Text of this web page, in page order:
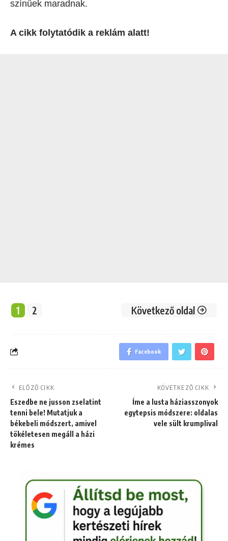
színűek maradnak.
A cikk folytatódik a reklám alatt!
1 2 Következő oldal
Facebook
ELŐZŐ CIKK
Eszedbe ne jusson zselatint
tenni bele! Mutatjuk a
békebeli módszert, amivel
tökéletesen megáll a házi
krémes
KÖVETKEZŐ CIKK
Íme a lusta háziasszonyok
egytepsis módszere: oldalas
vele sült krumplival